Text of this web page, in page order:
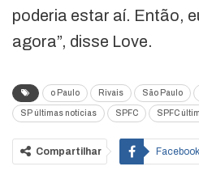
poderia estar aí. Então,
agora”, disse Love.
o Paulo Rivais São Paulo
SP últimas notícias SPFC SPFC
Compartilhar Facebook